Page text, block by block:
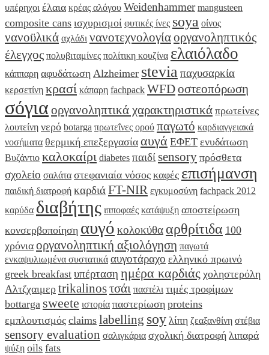
υπέρηχοι έλαια κρέας αλόγου Weidenhammer mangusteen
composite cans ισχυρισμοί φυτικές ίνες soya οίνος
νανοϋλικά αχλάδι νανοτεχνολογίαοργανοληπτικός
έλεγχος πολυβιταμίνες πολίτικη κουζίνα ελαιόλαδο
κάππαρη αφυδάτωση Alzheimer stevia παχυσαρκία
κερσετίνη κρασί κάπαρη fachpack WFDοστεοπόρωση
σόγια οργανοληπτικά χαρακτηριστικά πρωτείνες
λουτείνη νερό botarga πρωτεΐνες ορού παγωτό καρδιαγγειακά
νοσήματα θερμική επεξεργασία αυγά ΕΦΕΤ ενυδάτωση
Βυζάντιο καλοκαίρι diabetes παιδίsensory πρόσθετα
σχολείο σαλάτα στεφανιαία νόσος καφές επισήμανση
παιδική διατροφή καρδιάFT-NIR εγκυμοσύνη fachpack 2012
καρύδα διαβήτης ιπποφαές κατάψυξη αποστείρωση
κονσερβοποίηση αυγό κολοκύθα αρθρίτιδα 100
χρόνια οργανοληπτική αξιολόγηση παγωτά
ενκαψυλιωμένα συστατικά αυγοτάραχο ελληνικό πρωινό
greek breakfast υπέρταση ημέρα καρδιάς χοληστερόλη
Αλτζχαιμερ trikalinosτσάι παστέλι τιμές τροφίμων
bottarga sweete ιστορία παστερίωση proteins
εμπλουτισμός claims labelling soy λίπη ζεαξανθίνη στέβια
sensory evaluation σαλιγκάρια σχολική διατροφή λιπαρά
ψύξη oils fats